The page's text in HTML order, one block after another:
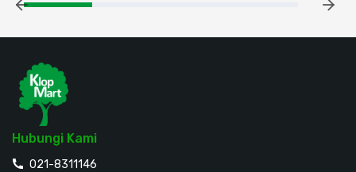
Hubungi Kami
021-8311146